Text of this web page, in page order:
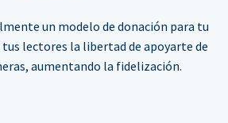
un modelo de donación para tu
lectores la libertad de apoyarte de
aumentando la fidelización.